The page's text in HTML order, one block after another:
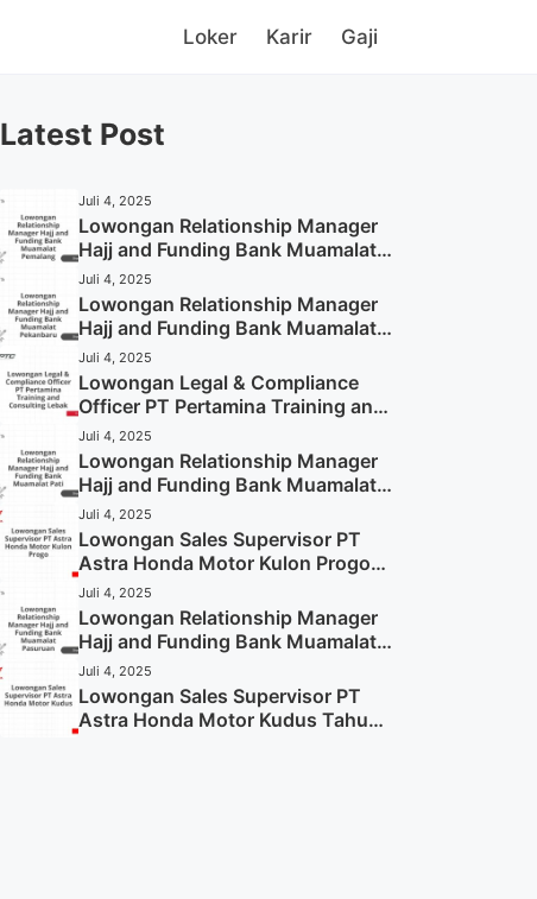
Loker Karir Gaji
Latest Post
Juli 4, 2025
Lowongan Relationship Manager
Hajj and Funding Bank Muamalat
Pemalang Tahun 2025
Juli 4, 2025
Lowongan Relationship Manager
Hajj and Funding Bank Muamalat
Pekanbaru Tahun 2025 (Apply
Now)
Juli 4, 2025
Lowongan Legal & Compliance
Officer PT Pertamina Training and
Consulting Lebak Tahun 2025
(Apply Now)
Juli 4, 2025
Lowongan Relationship Manager
Hajj and Funding Bank Muamalat
Pati Tahun 2025 (Lamar
Sekarang)
Juli 4, 2025
Lowongan Sales Supervisor PT
Astra Honda Motor Kulon Progo
Tahun 2025 (Resmi)
Juli 4, 2025
Lowongan Relationship Manager
Hajj and Funding Bank Muamalat
Pasuruan Tahun 2025 (Apply
Now)
Juli 4, 2025
Lowongan Sales Supervisor PT
Astra Honda Motor Kudus Tahun